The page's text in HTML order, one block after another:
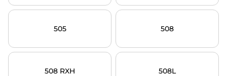
505 508
508 RXH 508L